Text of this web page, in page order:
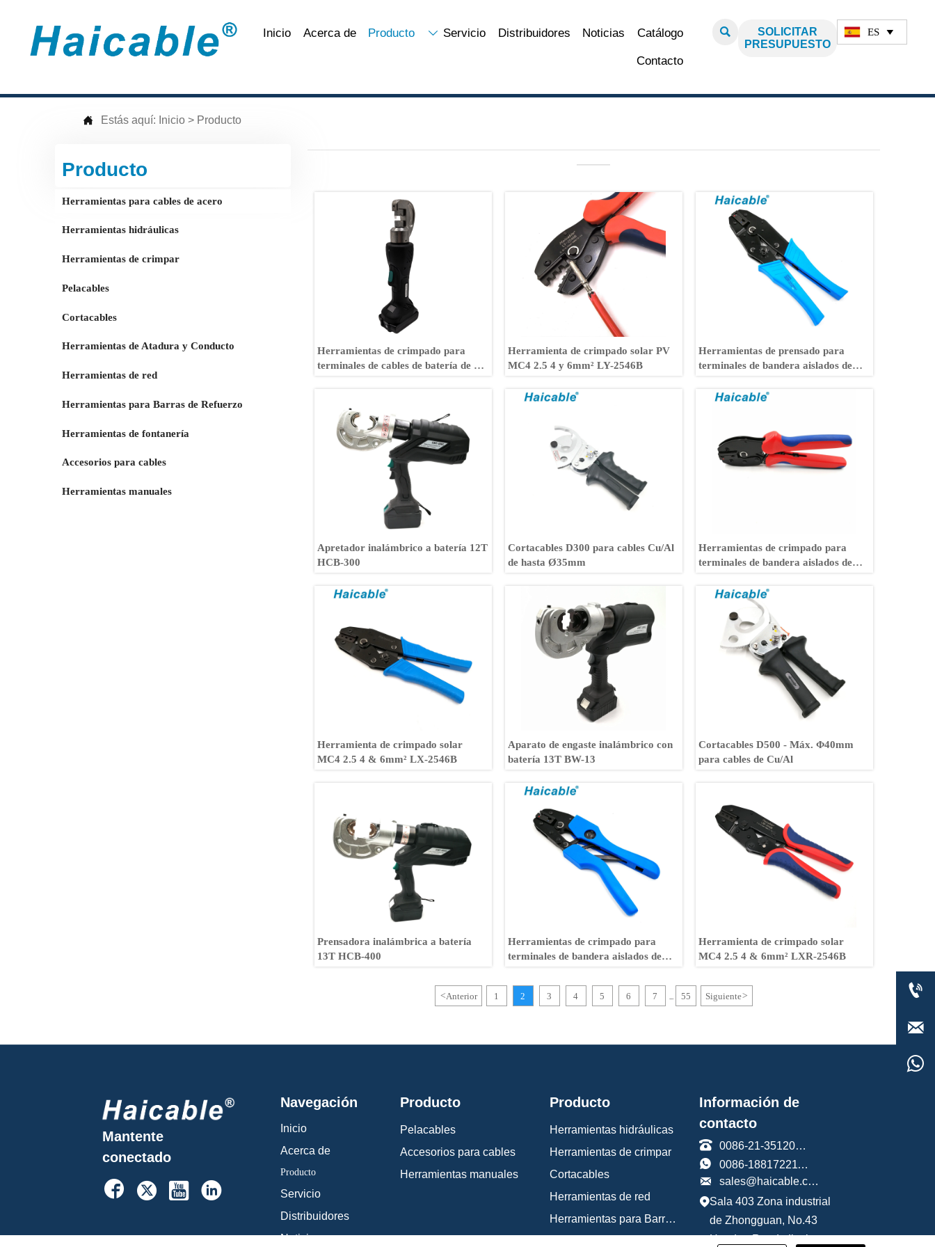
Inicio Acerca de Producto  Servicio Distribuidores Noticias Catálogo
Contacto

SOLICITAR
PRESUPUESTO
ES 
 Estás aquí: Inicio > Producto
Producto
Herramientas para cables de acero
Herramientas hidráulicas
Herramientas de crimpar
Pelacables
Cortacables
Herramientas de Atadura y Conducto
Herramientas de red
Herramientas para Barras de Refuerzo
Herramientas de fontanería
Accesorios para cables
Herramientas manuales
———
Herramientas de crimpado para
terminales de cables de batería de 4-
Herramienta de crimpado solar PV
MC4 2.5 4 y 6mm² LY-2546B
Herramientas de prensado para
terminales de bandera aislados de
Apretador inalámbrico a batería 12T
HCB-300
Cortacables D300 para cables Cu/Al
de hasta Ø35mm
Herramientas de crimpado para
terminales de bandera aislados de
Herramienta de crimpado solar
MC4 2.5 4 & 6mm² LX-2546B
Aparato de engaste inalámbrico con
batería 13T BW-13
Cortacables D500 - Máx. Φ40mm
para cables de Cu/Al
Prensadora inalámbrica a batería
13T HCB-400
Herramientas de crimpado para
terminales de bandera aislados de
Herramienta de crimpado solar
MC4 2.5 4 & 6mm² LXR-2546B
<Anterior 1 2 3 4 5 6 7 ... 55 Siguiente>
Mantente
conectado
   
Navegación
Inicio
Acerca de
Producto
Servicio
Distribuidores
Noticias
Producto
Pelacables
Accesorios para cables
Herramientas manuales
Producto
Herramientas hidráulicas
Herramientas de crimpar
Cortacables
Herramientas de red
Herramientas para Barras de Refuerzo
Información de
contacto
 0086-21-35120588
 0086-18817221191
 sales@haicable.com
Sala 403 Zona industrial
de Zhongguan, No.43
Handan Road, distrito


